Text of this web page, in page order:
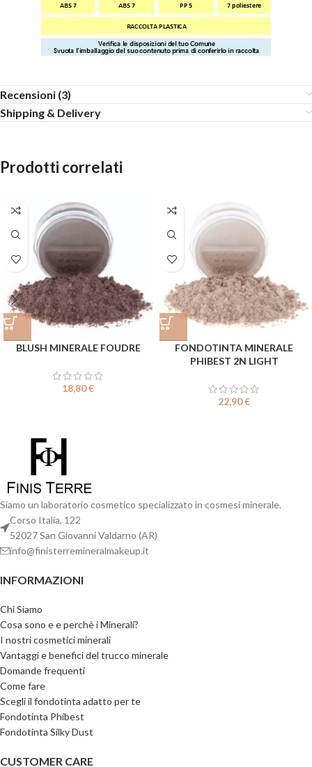
Recensioni (3)
Shipping & Delivery
Prodotti correlati
BLUSH MINERALE FOUDRE
18,80€
FONDOTINTA MINERALE
PHIBEST 2N LIGHT
22,90€
Siamo un laboratorio cosmetico specializzato in cosmesi minerale.
Corso Italia, 122
52027 San Giovanni Valdarno (AR)
info@finisterremineralmakeup.it
INFORMAZIONI
Chi Siamo
Cosa sono e e perchè i Minerali?
I nostri cosmetici minerali
Vantaggi e benefici del trucco minerale
Domande frequenti
Come fare
Scegli il fondotinta adatto per te
Fondotinta Phibest
Fondotinta Silky Dust
CUSTOMER CARE